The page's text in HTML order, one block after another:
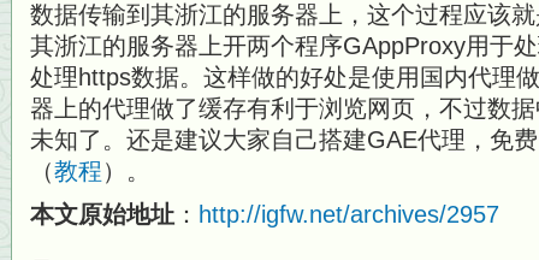
数据传输到其浙江的服务器上，这个过程应该
其浙江的服务器上开两个程序GAppProxy用于
处理https数据。这样做的好处是使用国内代理
器上的代理做了缓存有利于浏览网页，不过数
未知了。还是建议大家自己搭建GAE代理，免
（教程）。
本文原始地址 ： http://igfw.net/archives/2957